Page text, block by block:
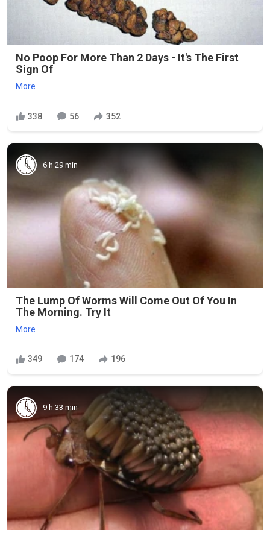
No Poop For More Than 2 Days - It's The First
Sign Of
More
338 56 352
6 h 29 min
The Lump Of Worms Will Come Out Of You In
The Morning. Try It
More
349 174 196
9 h 33 min